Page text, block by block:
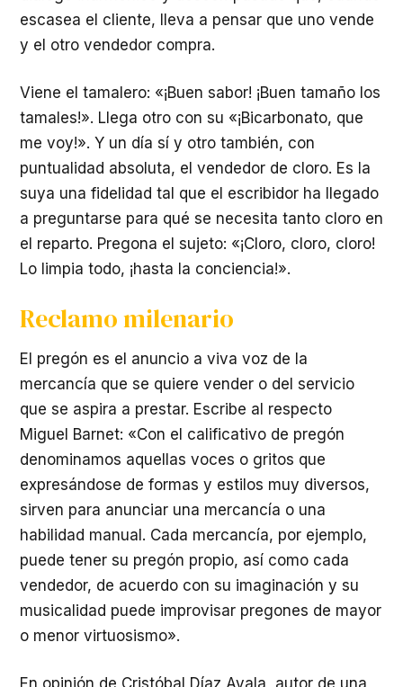
escasea el cliente, lleva a pensar que uno vende
y el otro vendedor compra.
Viene el tamalero: «¡Buen sabor! ¡Buen tamaño los
tamales!». Llega otro con su «¡Bicarbonato, que
me voy!». Y un día sí y otro también, con
puntualidad absoluta, el vendedor de cloro. Es la
suya una fidelidad tal que el escribidor ha llegado
a preguntarse para qué se necesita tanto cloro en
el reparto. Pregona el sujeto: «¡Cloro, cloro, cloro!
Lo limpia todo, ¡hasta la conciencia!».
Reclamo milenario
El pregón es el anuncio a viva voz de la
mercancía que se quiere vender o del servicio
que se aspira a prestar. Escribe al respecto
Miguel Barnet: «Con el calificativo de pregón
denominamos aquellas voces o gritos que
expresándose de formas y estilos muy diversos,
sirven para anunciar una mercancía o una
habilidad manual. Cada mercancía, por ejemplo,
puede tener su pregón propio, así como cada
vendedor, de acuerdo con su imaginación y su
musicalidad puede improvisar pregones de mayor
o menor virtuosismo».
En opinión de Cristóbal Díaz Ayala, autor de una